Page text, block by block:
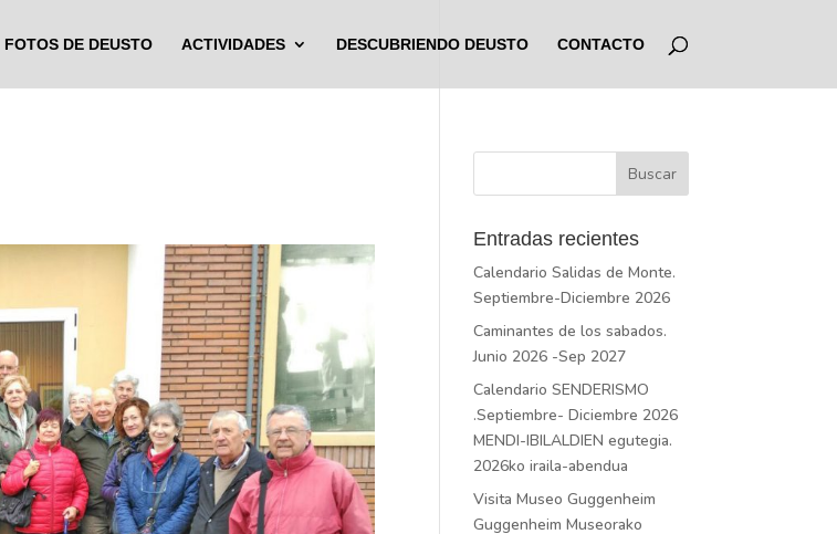
FOTOS DE DEUSTO ACTIVIDADES DESCUBRIENDO DEUSTO CONTACTO
Entradas recientes
Calendario Salidas de Monte.
Septiembre-Diciembre 2026
Caminantes de los sabados.
Junio 2026 -Sep 2027
Calendario SENDERISMO
.Septiembre- Diciembre 2026
MENDI-IBILALDIEN egutegia.
2026ko iraila-abendua
Visita Museo Guggenheim
Guggenheim Museorako